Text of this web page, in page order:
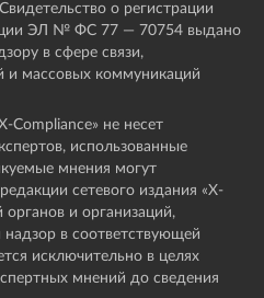
о регистрации
ЭЛ № ФС 77 — 70754 выдано
в сфере связи,
и массовых коммуникаций
Compliance» не несет
использованные
мнения могут
сетевого издания «X-
органов и организаций,
в соответствующей
исключительно в целях
мнений до сведения